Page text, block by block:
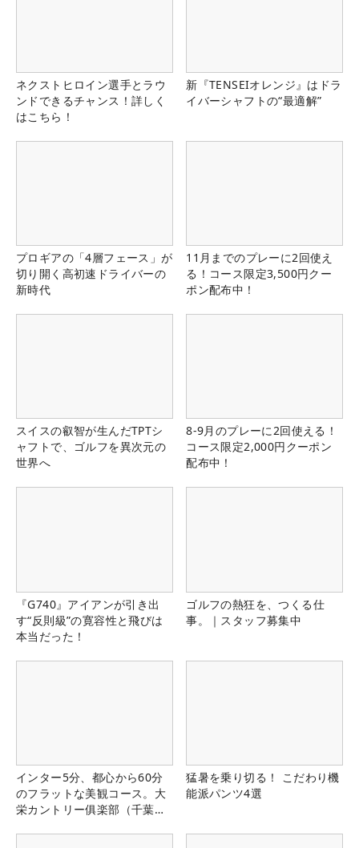
ネクストヒロイン選手とラウ
ンドできるチャンス！詳しく
はこちら！
新『TENSEIオレンジ』はドラ
イバーシャフトの“最適解”
プロギアの「4層フェース」が
切り開く高初速ドライバーの
新時代
11月までのプレーに2回使え
る！コース限定3,500円クー
ポン配布中！
スイスの叡智が生んだTPTシ
ャフトで、ゴルフを異次元の
世界へ
8-9月のプレーに2回使える！
コース限定2,000円クーポン
配布中！
『G740』アイアンが引き出
す“反則級”の寛容性と飛びは
本当だった！
ゴルフの熱狂を、つくる仕
事。｜スタッフ募集中
インター5分、都心から60分
のフラットな美観コース。大
栄カントリー俱楽部（千葉
猛暑を乗り切る！ こだわり機
能派パンツ4選